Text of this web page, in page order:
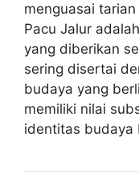
menguasai
Pacu Jalur
yang diberikan
sering disertai
budaya yang
memiliki nilai
identitas budaya